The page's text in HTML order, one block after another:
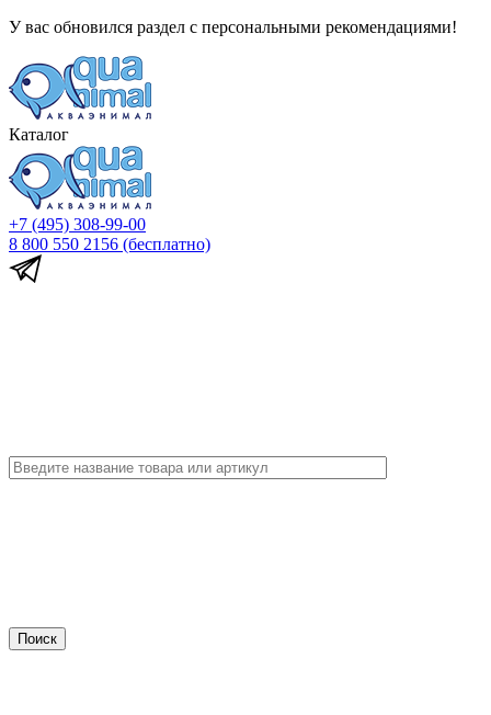
У вас обновился раздел с персональными рекомендациями!
Каталог
+7 (495) 308-99-00
8 800 550 2156 (бесплатно)